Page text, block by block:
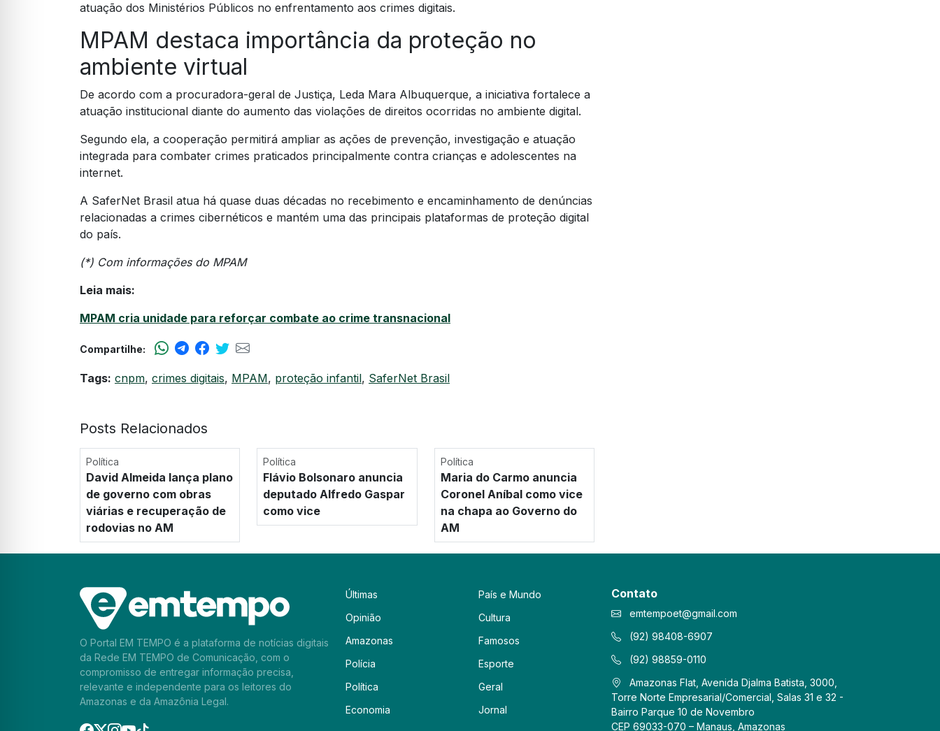
atuação dos Ministérios Públicos no enfrentamento aos crimes digitais.
MPAM destaca importância da proteção no
ambiente virtual
De acordo com a procuradora-geral de Justiça, Leda Mara Albuquerque, a iniciativa fortalece a
atuação institucional diante do aumento das violações de direitos ocorridas no ambiente digital.
Segundo ela, a cooperação permitirá ampliar as ações de prevenção, investigação e atuação
integrada para combater crimes praticados principalmente contra crianças e adolescentes na
internet.
A SaferNet Brasil atua há quase duas décadas no recebimento e encaminhamento de denúncias
relacionadas a crimes cibernéticos e mantém uma das principais plataformas de proteção digital
do país.
(*) Com informações do MPAM
Leia mais:
MPAM cria unidade para reforçar combate ao crime transnacional
Compartilhe:
Tags: cnpm, crimes digitais, MPAM, proteção infantil, SaferNet Brasil
Posts Relacionados
Política
David Almeida lança plano
de governo com obras
viárias e recuperação de
rodovias no AM
Política
Flávio Bolsonaro anuncia
deputado Alfredo Gaspar
como vice
Política
Maria do Carmo anuncia
Coronel Aníbal como vice
na chapa ao Governo do
AM
O Portal EM TEMPO é a plataforma de notícias digitais
da Rede EM TEMPO de Comunicação, com o
compromisso de entregar informação precisa,
relevante e independente para os leitores do
Amazonas e da Amazônia Legal.
Últimas
Opinião
Amazonas
Polícia
Política
Economia
País e Mundo
Cultura
Famosos
Esporte
Geral
Jornal
Contato
emtempoet@gmail.com
(92) 98408-6907
(92) 98859-0110
Amazonas Flat, Avenida Djalma Batista, 3000,
Torre Norte Empresarial/Comercial, Salas 31 e 32 -
Bairro Parque 10 de Novembro
CEP 69033-070 – Manaus, Amazonas